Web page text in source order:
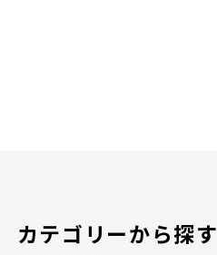
カテゴリーから探す